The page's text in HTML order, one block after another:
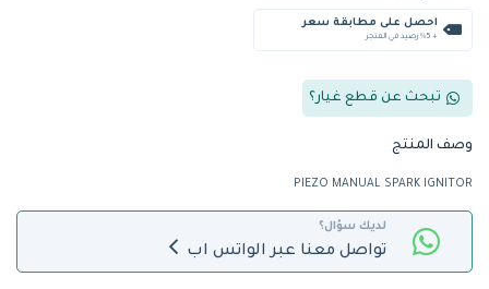
احصل على مطابقة سعر
+ %5 رصيد في المتجر
تبحث عن قطع غيار؟
وصف المنتج
PIEZO MANUAL SPARK IGNITOR
لديك سؤال؟
تواصل معنا عبر الواتس اب